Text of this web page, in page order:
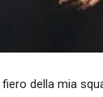
della mia